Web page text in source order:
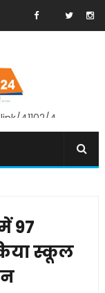
41102/4
97
स्कूल